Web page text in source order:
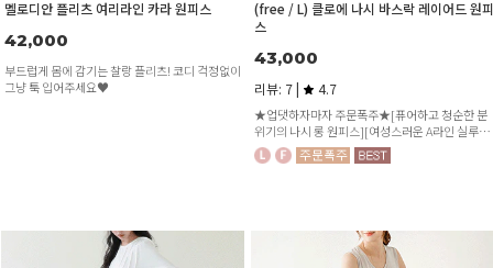
멜로디안 플리츠 여리라인 카라 원피스
42,000
부드럽게 몸에 감기는 찰랑 플리츠! 코디 걱정없이
그냥 툭 입어주세요♥
(free / L) 클로에 나시 바스락 레이어드 원피
스
43,000
리뷰: 7 | 4.7
★업댓하자마자 주문폭주★[퓨어하고 청순한 분
위기의 나시 롱 원피스][여성스러운 A라인 실루엣]
[상의 쫀쫀한 스판끼로 슬림하고 편안한 착용감]